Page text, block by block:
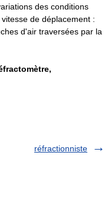
des conditions
vitesse de déplacement :
d'air traversées par la
réfractionniste